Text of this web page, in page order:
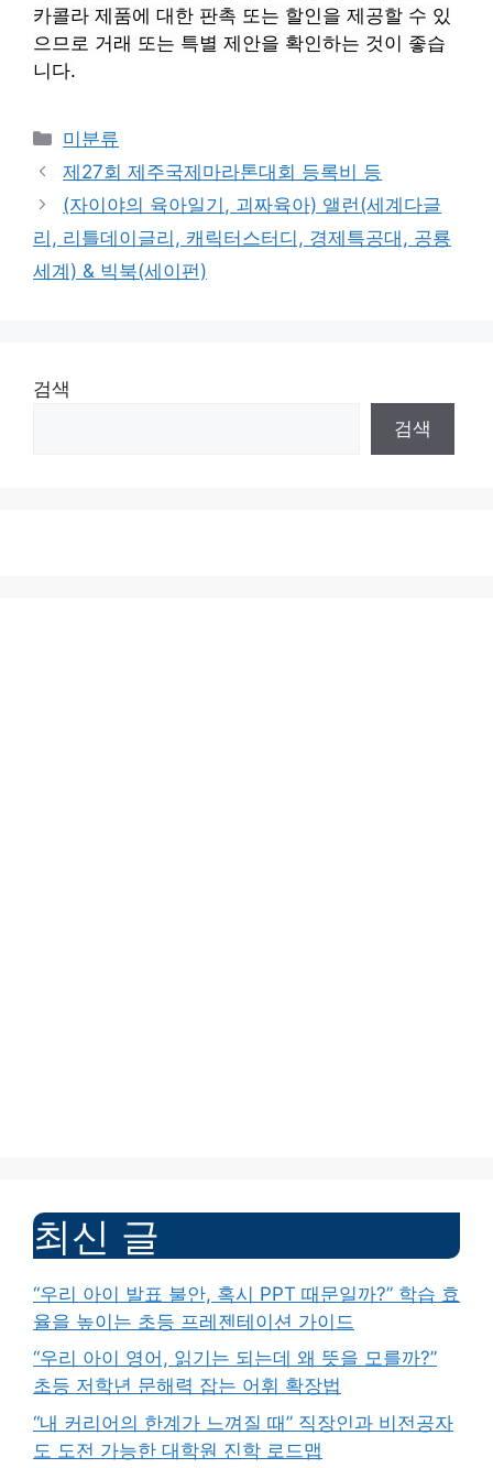
카콜라 제품에 대한 판촉 또는 할인을 제공할 수 있
으므로 거래 또는 특별 제안을 확인하는 것이 좋습
니다.
Categories
미분류
제27회 제주국제마라톤대회 등록비 등
(자이야의 육아일기, 괴짜육아) 앨런(세계다글
리, 리틀데이글리, 캐릭터스터디, 경제특공대, 공룡
세계) & 빅북(세이펀)
검색
검색
최신 글
“우리 아이 발표 불안, 혹시 PPT 때문일까?” 학습 효
율을 높이는 초등 프레젠테이션 가이드
“우리 아이 영어, 읽기는 되는데 왜 뜻을 모를까?”
초등 저학년 문해력 잡는 어휘 확장법
“내 커리어의 한계가 느껴질 때” 직장인과 비전공자
도 도전 가능한 대학원 진학 로드맵